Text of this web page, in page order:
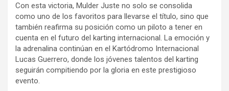
Con esta victoria, Mulder Juste no solo se consolida
como uno de los favoritos para llevarse el título, sino que
también reafirma su posición como un piloto a tener en
cuenta en el futuro del karting internacional. La emoción y
la adrenalina continúan en el Kartódromo Internacional
Lucas Guerrero, donde los jóvenes talentos del karting
seguirán compitiendo por la gloria en este prestigioso
evento.